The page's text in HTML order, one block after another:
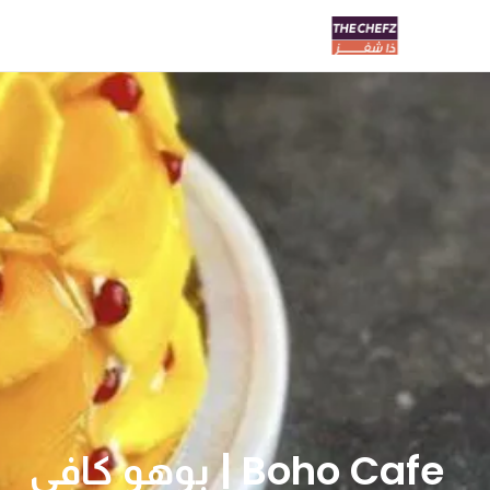
Boho Cafe | بوهو كافي